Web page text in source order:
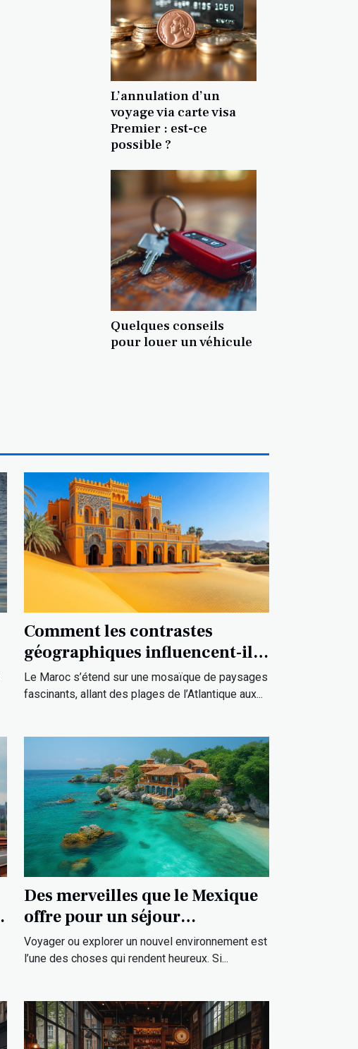
L’annulation d’un
voyage via carte visa
Premier : est-ce
possible ?
Quelques conseils
pour louer un véhicule
Comment les contrastes
géographiques influencent-ils
la culture marocaine ?
Le Maroc s’étend sur une mosaïque de paysages
fascinants, allant des plages de l’Atlantique aux...
Des merveilles que le Mexique
offre pour un séjour
exceptionnel ?
Voyager ou explorer un nouvel environnement est
l’une des choses qui rendent heureux. Si...